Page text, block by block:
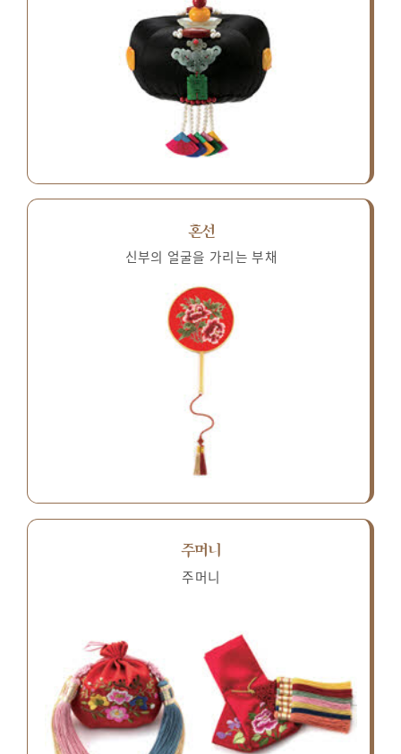
혼선
신부의 얼굴을 가리는 부채
주머니
주머니